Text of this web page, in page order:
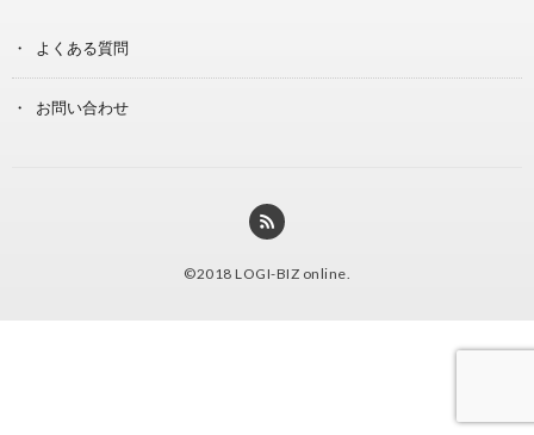
よくある質問
お問い合わせ
©2018 LOGI-BIZ online